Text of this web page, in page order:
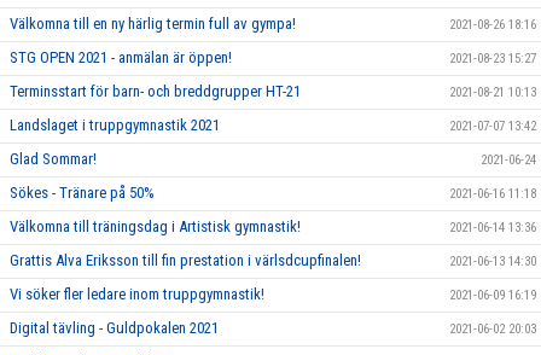
Välkomna till en ny härlig termin full av gympa! 2021-08-26 18:16
STG OPEN 2021 - anmälan är öppen! 2021-08-23 15:27
Terminsstart för barn- och breddgrupper HT-21 2021-08-21 10:13
Landslaget i truppgymnastik 2021 2021-07-07 13:42
Glad Sommar! 2021-06-24
Sökes - Tränare på 50% 2021-06-16 11:18
Välkomna till träningsdag i Artistisk gymnastik! 2021-06-14 13:36
Grattis Alva Eriksson till fin prestation i värlsdcupfinalen! 2021-06-13 14:30
Vi söker fler ledare inom truppgymnastik! 2021-06-09 16:19
Digital tävling - Guldpokalen 2021 2021-06-02 20:03